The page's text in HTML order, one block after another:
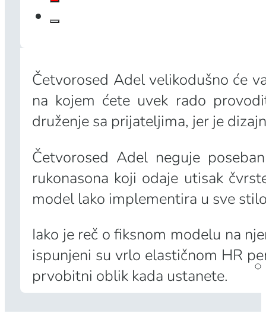
Četvorosed Adel velikodušno će
na kojem ćete uvek rado
druženje sa prijateljima, jer je
Četvorosed Adel neguje
rukonasona koji odaje utisak
model lako implementira u sve
Iako je reč o fiksnom modelu na
ispunjeni su vrlo elastičnom HR
prvobitni oblik kada ustanete.